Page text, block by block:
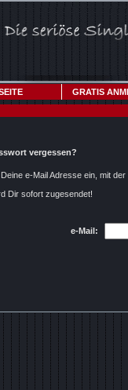
GRATIS
vergessen?
e-Mail Adresse ein, mit
Dir sofort zugesendet!
e-Mail: